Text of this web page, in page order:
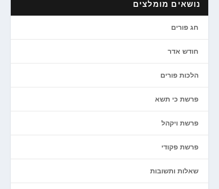
נושאים מומלצים
חג פורים
חודש אדר
הלכות פורים
פרשת כי תשא
פרשת ויקהל
פרשת פקודי
שאלות ותשובות